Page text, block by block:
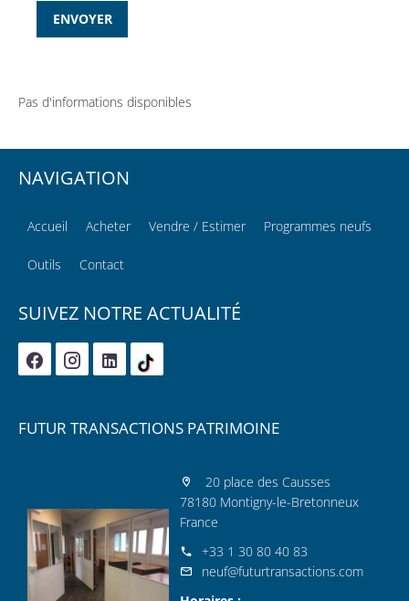
ENVOYER
Pas d'informations disponibles
NAVIGATION
Accueil Acheter Vendre / Estimer Programmes neufs
Outils Contact
SUIVEZ NOTRE ACTUALITÉ
FUTUR TRANSACTIONS PATRIMOINE
20 place des Causses
78180 Montigny-le-Bretonneux
France
+33 1 30 80 40 83
neuf@futurtransactions.com